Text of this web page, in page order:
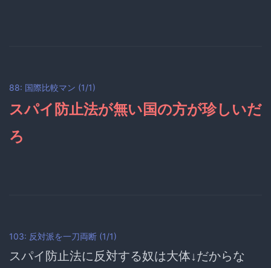
88: 国際比較マン (1/1)
スパイ防止法が無い国の方が珍しいだ
ろ
103: 反対派を一刀両断 (1/1)
スパイ防止法に反対する奴は大体↓だからな